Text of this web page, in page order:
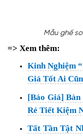
Mẫu ghế
=> Xem thêm:
Kinh Nghiệm
Giá Tốt Ai
[Báo Giá]
Rẻ Tiết Kiệm
Tất Tần Tật